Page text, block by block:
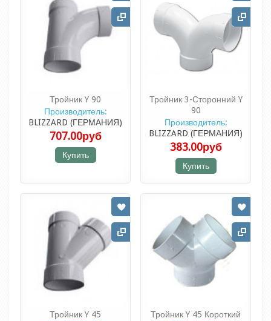
Тройник Y 90
Производитель:
BLIZZARD (ГЕРМАНИЯ)
707.00руб
Купить
Тройник 3-Сторонний Y
90
Производитель:
BLIZZARD (ГЕРМАНИЯ)
383.00руб
Купить
Тройник Y 45
Тройник Y 45 Короткий